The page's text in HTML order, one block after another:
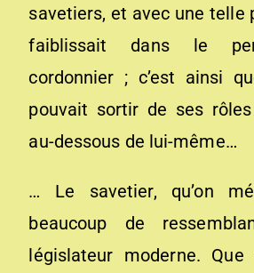
savetiers, et avec une telle
faiblissait dans le
cordonnier ; c’est ainsi
pouvait sortir de ses
au-dessous de lui-même…
… Le savetier, qu’on
beaucoup de
législateur moderne.